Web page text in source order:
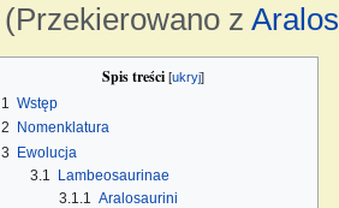
(Przekierowano z
Spis treści [ukryj]
1 Wstęp
2
Nomenklatura
3 Ewolucja
3.1
Lambeosaurinae
3.1.1
Aralosaurini